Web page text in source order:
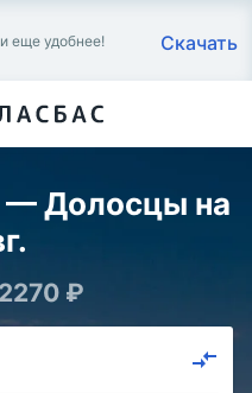
еще удобнее!
Скачать
— Долосцы на
₽